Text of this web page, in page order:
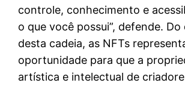
controle, conhecimento e
o que você possui”, defende.
desta cadeia, as NFTs
oportunidade para que a
artística e intelectual de